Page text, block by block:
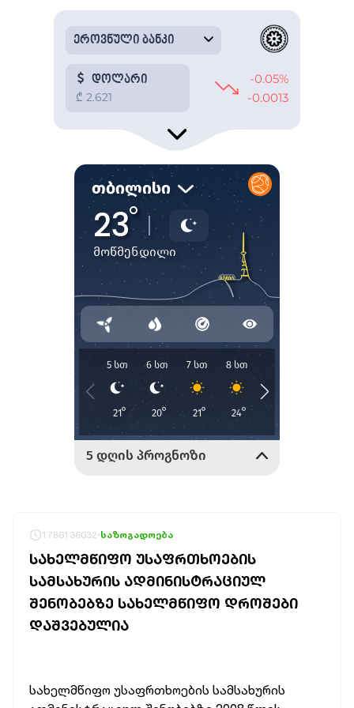
1786136032 საზოგადოება
ᲡᲐᲮᲔᲚᲛᲬᲘᲤᲝ ᲣᲡᲐᲤᲠᲗᲮᲝᲔᲑᲘᲡ
ᲡᲐᲛᲡᲐᲮᲣᲠᲘᲡ ᲐᲓᲛᲘᲜᲘᲡᲢᲠᲐᲪᲘᲣᲚ
ᲨᲔᲜᲝᲑᲔᲑᲖᲔ ᲡᲐᲮᲔᲚᲛᲬᲘᲤᲝ ᲓᲠᲝᲨᲔᲑᲘ
ᲓᲐᲨᲕᲔᲑᲣᲚᲘᲐ
სახელმწიფო უსაფრთხოების სამსახურის